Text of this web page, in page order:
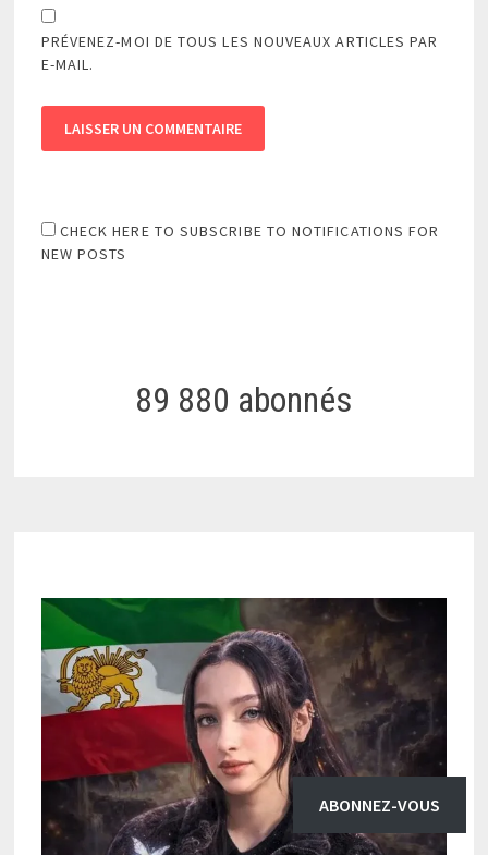
PRÉVENEZ-MOI DE TOUS LES NOUVEAUX ARTICLES PAR
E-MAIL.
CHECK HERE TO SUBSCRIBE TO NOTIFICATIONS FOR
NEW POSTS
89 880 abonnés
ABONNEZ-VOUS